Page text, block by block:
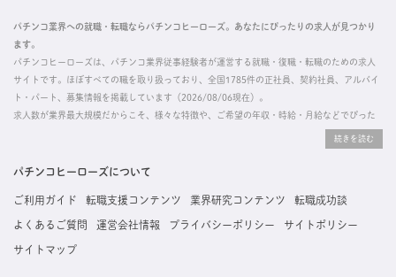
パチンコ業界への就職・転職ならパチンコヒーローズ。あなたにぴったりの求人が見つかり
ます。
パチンコヒーローズは、パチンコ業界従事経験者が運営する就職・復職・転職のための求人
サイトです。ほぼすべての職を取り扱っており、全国1785件の正社員、契約社員、アルバイ
ト・パート、募集情報を掲載しています（2026/08/06現在）。
求人数が業界最大規模だからこそ、様々な特徴や、ご希望の年収・時給・月給などでぴった
掲載している求人は、すべて契約法人様から寄せられた正規の求人情報です。応募いただい
た内容はすぐに直接事業所に届くためスムーズに転職・復職できます。
パチンコヒーローズについて
ご利用ガイド 転職支援コンテンツ 業界研究コンテンツ 転職成功談
よくあるご質問 運営会社情報 プライバシーポリシー サイトポリシー
サイトマップ